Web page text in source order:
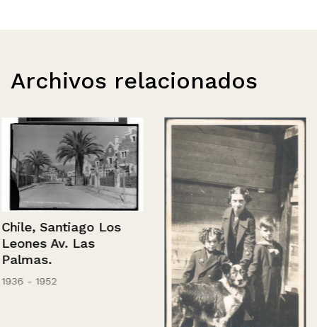
Archivos relacionados
Chile, Santiago Los
Leones Av. Las
Palmas.
1936 - 1952